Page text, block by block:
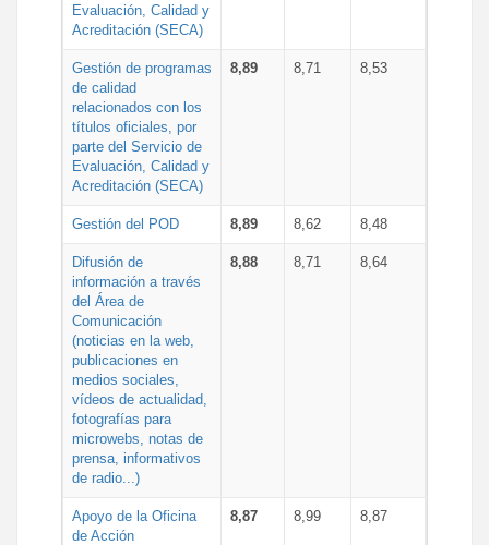
Evaluación, Calidad y
Acreditación (SECA)
Gestión de programas
de calidad
relacionados con los
títulos oficiales, por
parte del Servicio de
Evaluación, Calidad y
Acreditación (SECA)
8,89 8,71 8,53
Gestión del POD 8,89 8,62 8,48
Difusión de
información a través
del Área de
Comunicación
(noticias en la web,
publicaciones en
medios sociales,
vídeos de actualidad,
fotografías para
microwebs, notas de
prensa, informativos
de radio...)
8,88 8,71 8,64
Apoyo de la Oficina
de Acción
8,87 8,99 8,87